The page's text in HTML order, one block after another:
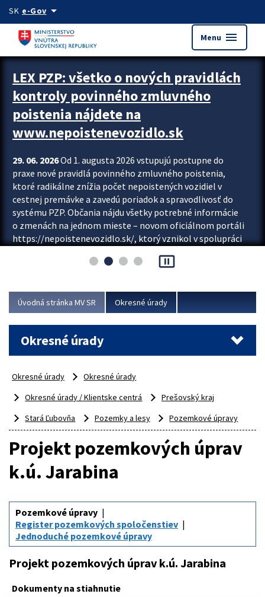
Preskocit na hlavný obsah
SK e-Govarrow_drop_down
Menu menu
Zastavit automatický posun upútavok
LEX PZP: všetko o nových pravidlách
kontroly povinného zmluvného
poistenia nájdete na
www.nepoistenevozidlo.sk
29. 06. 2026Od 1. augusta 2026 vstupujú postupne do
praxe nové pravidlá povinného zmluvného poistenia,
ktoré radikálne znížia počet nepoistených vozidiel v
cestnej premávke a zavedú poriadok a spravodlivosť do
systému PZP. Občania nájdu všetky potrebné informácie
o zmenách na jednom mieste – novom oficiálnom portáli
https://nepoistenevozidlo.sk/, ktorý vznikol v spolupráci
asociácie poisťovní (SLASPO) a Ministerstva vnútra SR.
Viac
pause_presentation
Úvodná stránka MV SR Okresné úrady
Okresné úrady
Okresné úrady
Okresné úrady
Okresné úrady / Klientske centrá
Prešovský kraj
Stará Ľubovňa
Pozemky a lesy Pozemkové úpravy
Projekt pozemkových úprav
k.ú. Jarabina
Pozemkové úpravy
Register pozemkových spoločenstiev
Jednoduché pozemkové úpravy
Projekt pozemkových úprav k.ú. Jarabina
Dokumenty na stiahnutie